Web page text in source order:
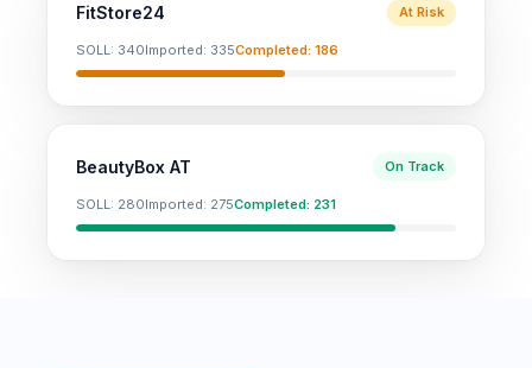
FitStore24 At Risk
SOLL: 340Imported: 335Completed: 186
BeautyBox AT On Track
SOLL: 280Imported: 275Completed: 231